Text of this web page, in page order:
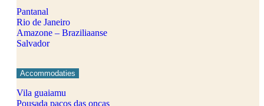
Pantanal
Rio de Janeiro
Amazone – Braziliaanse
Salvador
Accommodaties
Vila guaiamu
Pousada pacos das oncas